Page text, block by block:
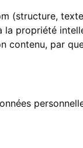
(structure,
propriété
contenu, par